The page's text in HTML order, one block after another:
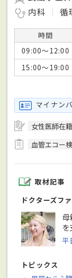
内科
循
時間
09:00～12:00
15:00～19:00
マイナン
女性医師在籍
血管エコー
取材記事
ドクターズフ
母
平
トピックス